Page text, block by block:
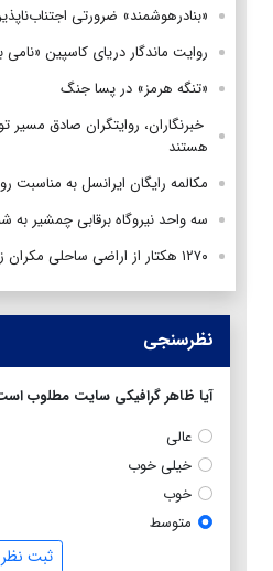
«بنادرهوشمند» ضرورتی
روایت ماندگار دریای کاسپین «نامی
«تنگه هرمز» در پسا جنگ
خبرنگاران، روایتگران صادق
هستند
مکالمه رایگان ایرانسل به مناسبت
سه واحد نیروگاه برقابی چمشیر
۱۲۷۰ هکتار از اراضی ساحلی مکران زیر کشت میگو رفت
نظرسنجی
آیا ظاهر گرافیکی سایت مطلوب
عالی
خیلی خوب
خوب
متوسط
ثبت نظر